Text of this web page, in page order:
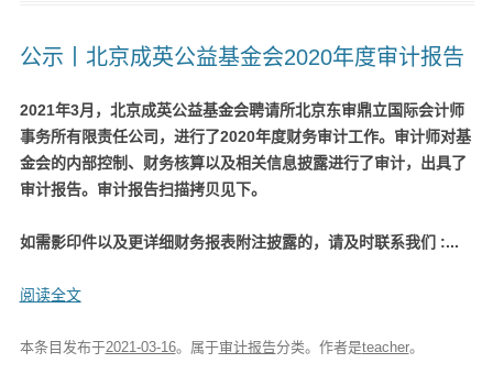
公示丨北京成英公益基金会2020年度审计报告
2021年3月，北京成英公益基金会聘请所北京东审鼎立国际会计师
事务所有限责任公司，进行了2020年度财务审计工作。审计师对基
金会的内部控制、财务核算以及相关信息披露进行了审计，出具了
审计报告。审计报告扫描拷贝见下。
如需影印件以及更详细财务报表附注披露的，请及时联系我们 :...
阅读全文
本条目发布于2021-03-16。属于审计报告分类。 作者是teacher。